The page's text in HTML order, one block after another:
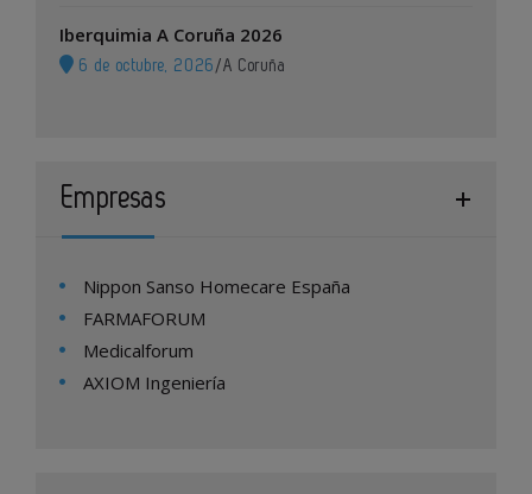
Iberquimia A Coruña 2026
6 de octubre, 2026 /A Coruña
Empresas
Nippon Sanso Homecare España
FARMAFORUM
Medicalforum
AXIOM Ingeniería